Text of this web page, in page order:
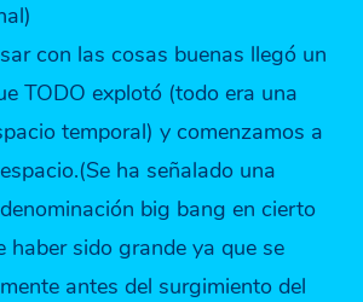
con las cosas buenas llegó un
TODO explotó (todo era una
temporal) y comenzamos a
ha señalado una
big bang en cierto
haber sido grande ya que se
antes del surgimiento del